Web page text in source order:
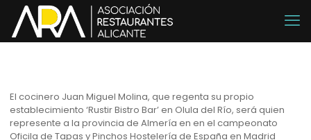
El cocinero Juan Miguel Molina, que regenta su propio
establecimiento ‘Rustir Bistro Bar’ en Olula del Río, será quien
represente a la provincia de Almería en en el campeonato
Oficila de Tapas y Pinchos Hostelería de España en Madrid